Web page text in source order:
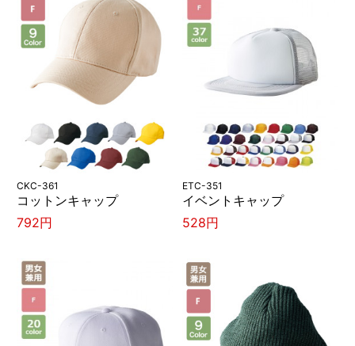
CKC-361
コットンキャップ
792円
ETC-351
イベントキャップ
528円